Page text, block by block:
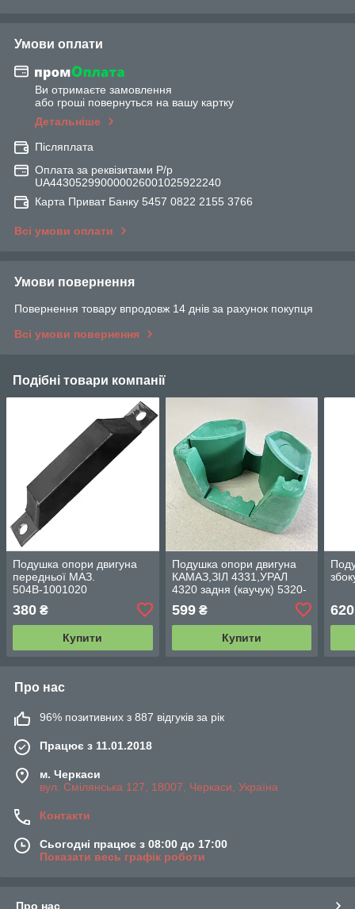
Умови оплати
Ви отримаєте замовлення
або гроші повернуться на вашу картку
Детальніше
Післяплата
Оплата за реквізитами Р/р
UA443052990000026001025922240
Карта Приват Банку 5457 0822 2155 3766
Всі умови оплати
Умови повернення
Повернення товару впродовж 14 днів за рахунок покупця
Всі умови повернення
Подібні товари компанії
Подушка опори двигуна
передньої МАЗ.
504В-1001020
380 ₴
Купити
Подушка опори двигуна
КАМАЗ,ЗІЛ 4331,УРАЛ
4320 задня (каучук) 5320-
599₴
Купити
620
Про нас
96% позитивних з 887 відгуків за рік
Працює з 11.01.2018
м. Черкаси
вул. Смілянська 127, 18007, Черкаси, Україна
Контакти
Сьогодні працює з 08:00 до 17:00
Показати весь графік роботи
Про нас